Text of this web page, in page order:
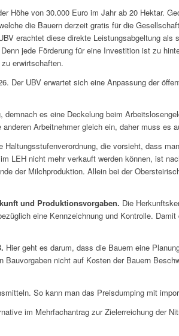
Höhe von 30.000 Euro im Jahr ab 20 Hektar.
die Bauern derzeit gratis für die
erachtet diese direkte Leistungsabgeltung als
jede Förderung für eine Investition ist zu
erwirtschaften.
Der UBV erwartet sich eine Anpassung der
demnach es eine Deckelung beim
Arbeitnehmer gleich ein, daher muss es
Haltungsstufenverordnung, die vorsieht, dass
LEH nicht mehr verkauft werden können, ist
der Milchproduktion. Allein bei der
und Produktionsvorgaben. Die
eine Kennzeichnung und Kontrolle.
Hier geht es darum, dass die Bauern eine
nicht auf Kosten der Bauern
So kann man das Preisdumping mit
im Mehrfachantrag zur Zielerreichung der